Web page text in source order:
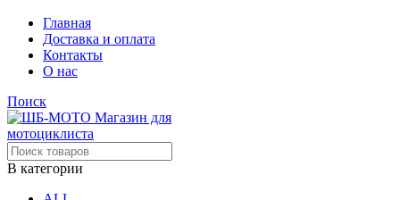
Главная
Доставка и оплата
Контакты
О нас
Поиск
В категории